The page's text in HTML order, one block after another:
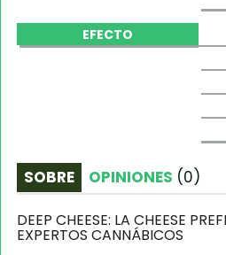
EFECTO
SOBRE OPINIONES (0)
DEEP CHEESE: LA CHEESE
EXPERTOS CANNÁBICOS